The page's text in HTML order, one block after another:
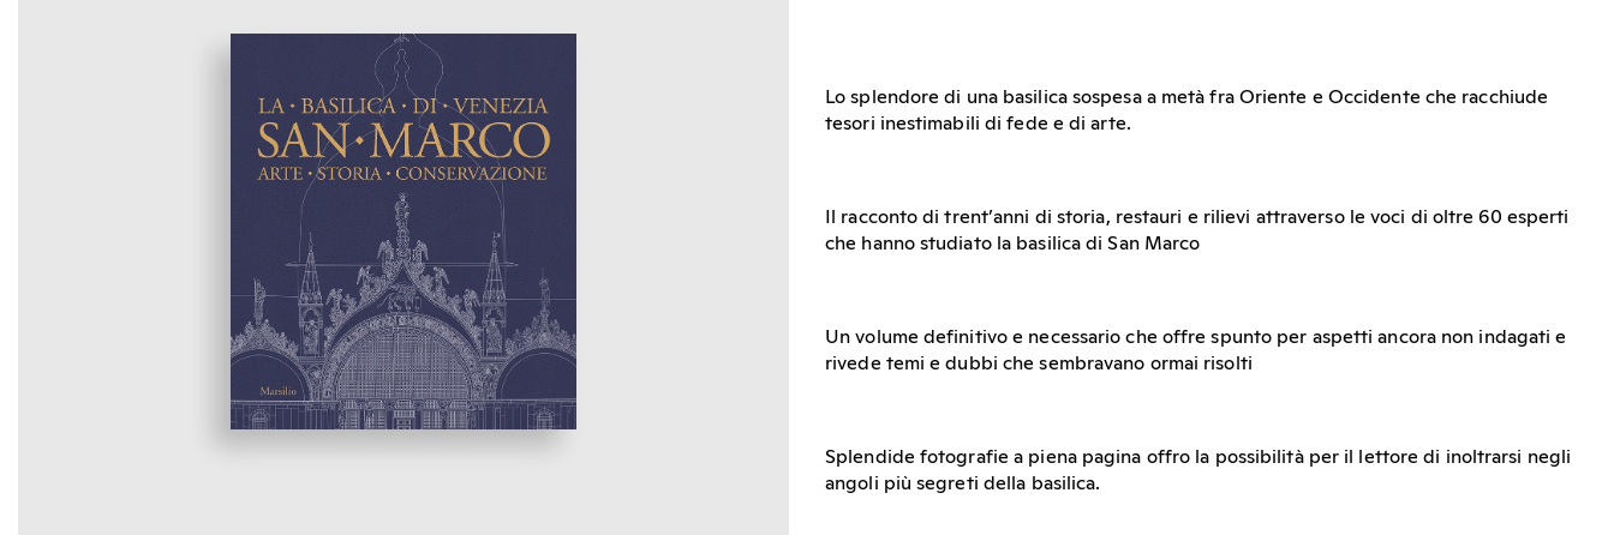
Lo splendore di una basilica sospesa a metà fra Oriente e Occidente che racchiude
tesori inestimabili di fede e di arte.
Il racconto di trent’anni di storia, restauri e rilievi attraverso le voci di oltre 60 esperti
che hanno studiato la basilica di San Marco
Un volume definitivo e necessario che offre spunto per aspetti ancora non indagati e
rivede temi e dubbi che sembravano ormai risolti
Splendide fotografie a piena pagina offro la possibilità per il lettore di inoltrarsi negli
angoli più segreti della basilica.